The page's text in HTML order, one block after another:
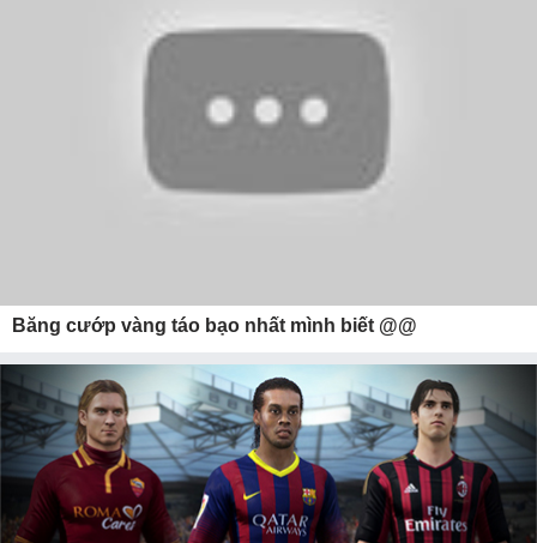
Băng cướp vàng táo bạo nhất mình biết @@